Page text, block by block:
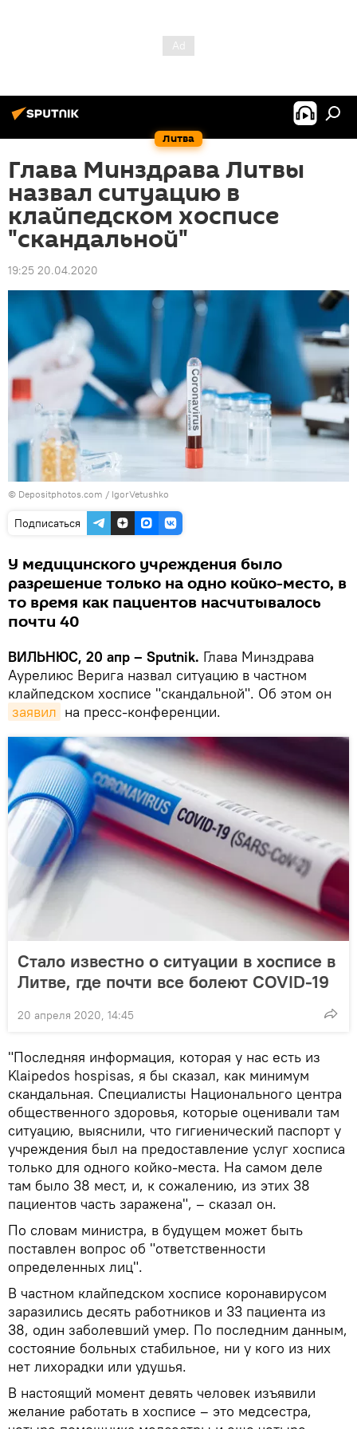
Литва
Глава Минздрава Литвы
назвал ситуацию в
клайпедском хосписе
"скандальной"
19:25 20.04.2020
© Depositphotos.com / IgorVetushko
Подписаться
У медицинского учреждения было
разрешение только на одно койко-место, в
то время как пациентов насчитывалось
почти 40
ВИЛЬНЮС, 20 апр – Sputnik. Глава Минздрава
Аурелиюс Верига назвал ситуацию в частном
клайпедском хосписе "скандальной". Об этом он
заявил на пресс-конференции.
Стало известно о ситуации в хосписе в
Литве, где почти все болеют COVID-19
20 апреля 2020, 14:45
"Последняя информация, которая у нас есть из
Klaipedos hospisas, я бы сказал, как минимум
скандальная. Специалисты Национального центра
общественного здоровья, которые оценивали там
ситуацию, выяснили, что гигиенический паспорт у
учреждения был на предоставление услуг хосписа
только для одного койко-места. На самом деле
там было 38 мест, и, к сожалению, из этих 38
пациентов часть заражена", – сказал он.
По словам министра, в будущем может быть
поставлен вопрос об "ответственности
определенных лиц".
В частном клайпедском хосписе коронавирусом
заразились десять работников и 33 пациента из
38, один заболевший умер. По последним данным,
состояние больных стабильное, ни у кого из них
нет лихорадки или удушья.
В настоящий момент девять человек изъявили
желание работать в хосписе – это медсестра,